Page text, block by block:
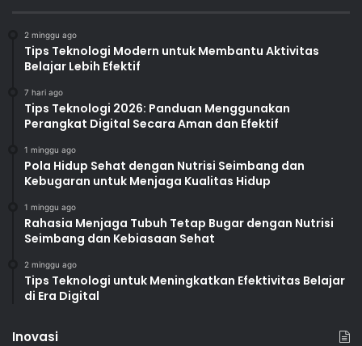
2 minggu ago
Tips Teknologi Modern untuk Membantu Aktivitas
Belajar Lebih Efektif
7 hari ago
Tips Teknologi 2026: Panduan Menggunakan
Perangkat Digital Secara Aman dan Efektif
1 minggu ago
Pola Hidup Sehat dengan Nutrisi Seimbang dan
Kebugaran untuk Menjaga Kualitas Hidup
1 minggu ago
Rahasia Menjaga Tubuh Tetap Bugar dengan Nutrisi
Seimbang dan Kebiasaan Sehat
2 minggu ago
Tips Teknologi untuk Meningkatkan Efektivitas Belajar
di Era Digital
Inovasi